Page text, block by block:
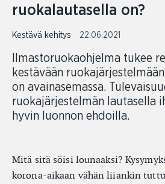
ruokalautasella on?
Kestävä kehitys 22.06.2021
Ilmastoruokaohjelma tukee
kestävään
on avainasemassa.
ruokajärjestelmän lautasella
hyvin luonnon ehdoilla.
Mitä sitä söisi lounaaksi?
korona-aikaan vähän liiankin